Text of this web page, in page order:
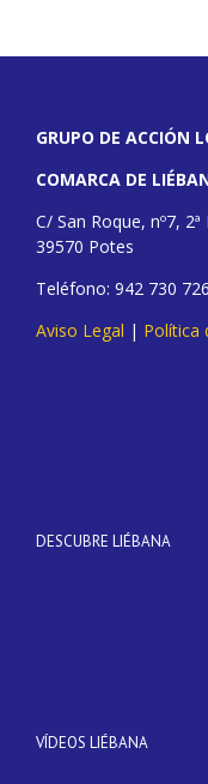
GRUPO DE ACCIÓN
COMARCA DE
C/ San Roque, nº7, 2ª
39570 Potes
Teléfono: 942 730
Aviso Legal | Política
DESCUBRE LIÉBANA
VÍDEOS LIÉBANA